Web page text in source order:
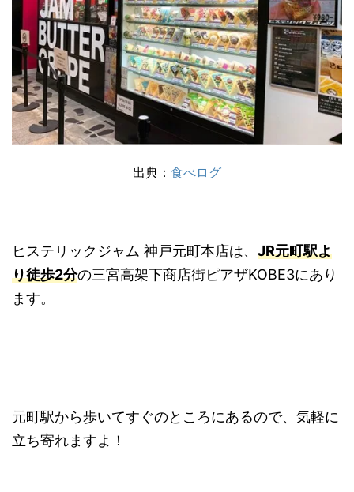
出典： 食べログ
ヒステリックジャム 神戸元町本店は、 JR元町駅よ
り徒歩2分の三宮高架下商店街ピアザKOBE3にあり
ます。
元町駅から歩いてすぐのところにあるので、気軽に
立ち寄れますよ！